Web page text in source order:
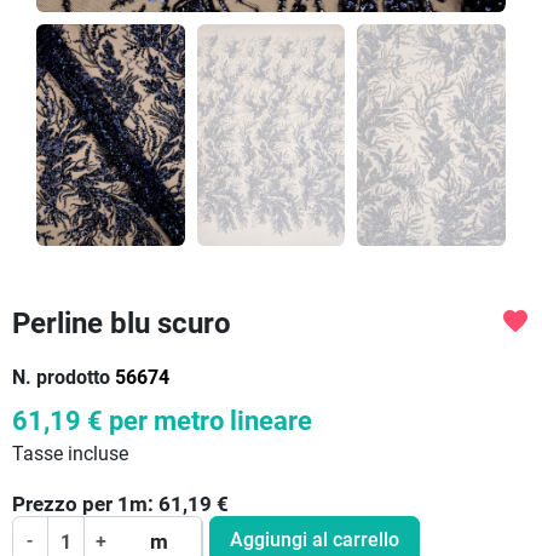
Perline blu scuro
N. prodotto 56674
favorite
61,19 € per metro lineare
Tasse incluse
Prezzo per 1 m: 61,19 €
- + m Aggiungi al carrello